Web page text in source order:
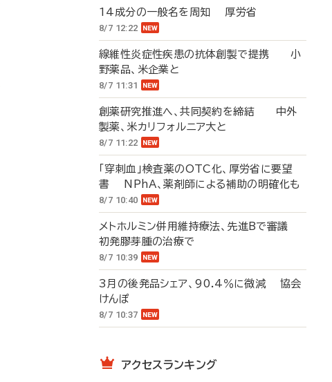
14成分の一般名を周知 厚労省
8/7 12:22
線維性炎症性疾患の抗体創製で提携 小
野薬品、米企業と
8/7 11:31
創薬研究推進へ、共同契約を締結 中外
製薬、米カリフォルニア大と
8/7 11:22
「穿刺血」検査薬のOTC化、厚労省に要望
書 NPhA、薬剤師による補助の明確化も
8/7 10:40
メトホルミン併用維持療法、先進Bで審議
初発膠芽腫の治療で
8/7 10:39
3月の後発品シェア、90.4％に微減 協会
けんぽ
8/7 10:37
アクセスランキング